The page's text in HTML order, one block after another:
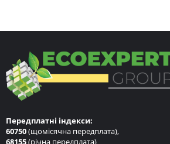
Передплатні індекси:
60750(щомісячна передплата),
68155(річна передплата)